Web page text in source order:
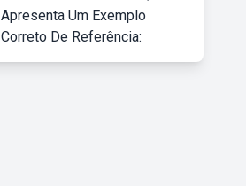
Apresenta Um Exemplo
Correto De Referência: